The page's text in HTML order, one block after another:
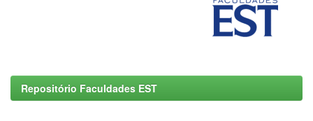
Repositório Faculdades EST